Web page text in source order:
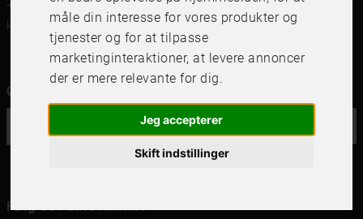
måle din interesse for vores produkter og
tjenester og for at tilpasse
marketinginteraktioner,at levere annoncer
der er mere relevante for dig.
Jeg accepterer
Skift indstillinger
+46 (0)8 142122
kundservice@frameit.se
Ønsker du vores nyhedsbrev?
Følg os i dine kanaler